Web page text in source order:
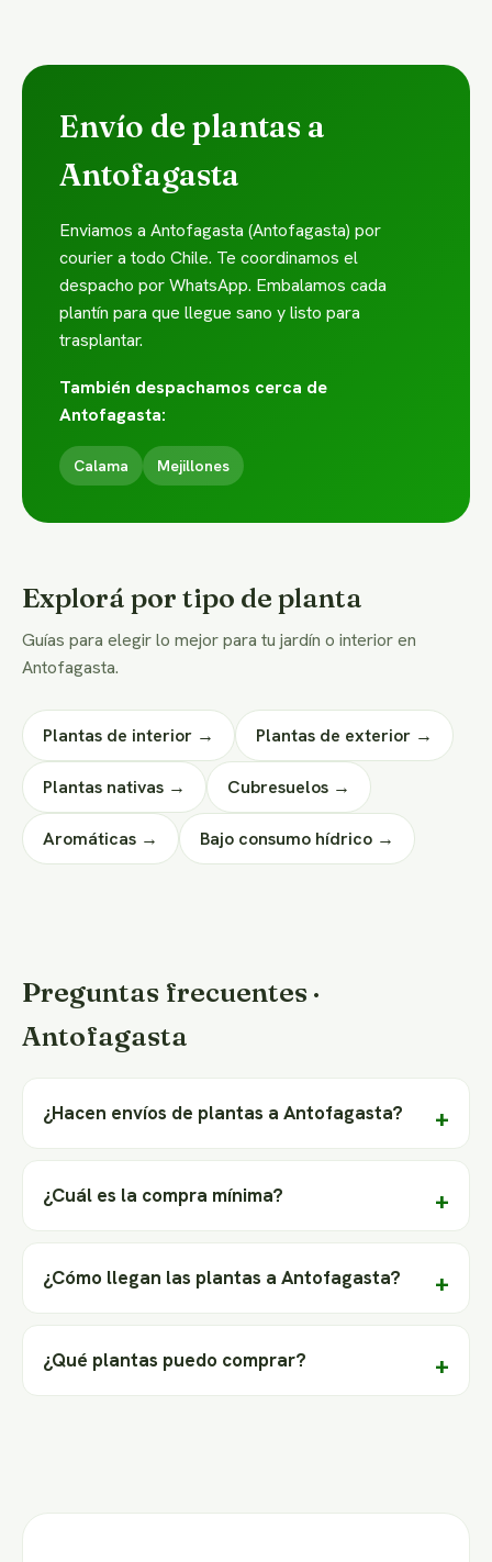
Envío de plantas a
Antofagasta
Enviamos a Antofagasta (Antofagasta) por
courier a todo Chile. Te coordinamos el
despacho por WhatsApp. Embalamos cada
plantín para que llegue sano y listo para
trasplantar.
También despachamos cerca de
Antofagasta:
Calama Mejillones
Explorá por tipo de planta
Guías para elegir lo mejor para tu jardín o interior en
Antofagasta.
Plantas de interior → Plantas de exterior →
Plantas nativas → Cubresuelos →
Aromáticas → Bajo consumo hídrico →
Preguntas frecuentes ·
Antofagasta
¿Hacen envíos de plantas a Antofagasta?
¿Cuál es la compra mínima?
¿Cómo llegan las plantas a Antofagasta?
¿Qué plantas puedo comprar?